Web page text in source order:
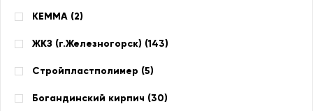
КЕММА (2)
ЖКЗ (г.Железногорск) (143)
Стройпластполимер (5)
Богандинский кирпич (30)